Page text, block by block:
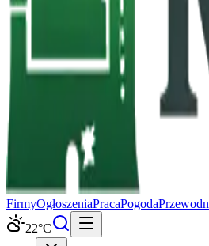
FirmyOgłoszeniaPracaPogoda
22°C